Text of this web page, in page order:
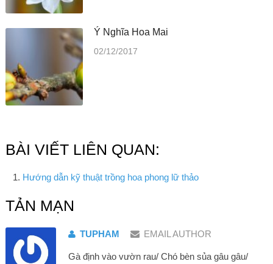
Ý Nghĩa Hoa Mai
02/12/2017
BÀI VIẾT LIÊN QUAN:
Hướng dẫn kỹ thuật trồng hoa phong lữ thảo
TẢN MẠN
TUPHAM EMAIL AUTHOR
Gà định vào vườn rau/ Chó bèn sủa gâu gâu/